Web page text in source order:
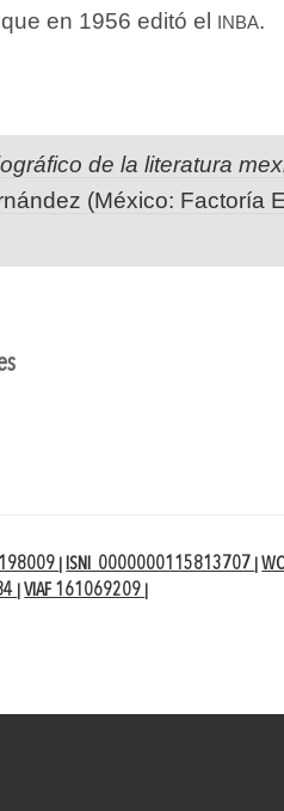
que en 1956 editó el inba.
de la literatura
(México: Factoría
ISNI 0000000115813707 |
|VIAF 161069209